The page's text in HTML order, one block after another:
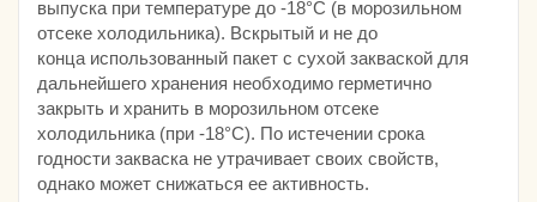
выпуска при температуре до -18°С (в морозильном
отсеке холодильника). Вскрытый и не до
конца использованный пакет с сухой закваской для
дальнейшего хранения необходимо герметично
закрыть и хранить в морозильном отсеке
холодильника (при -18°С). По истечении срока
годности закваска не утрачивает своих свойств,
однако может снижаться ее активность.